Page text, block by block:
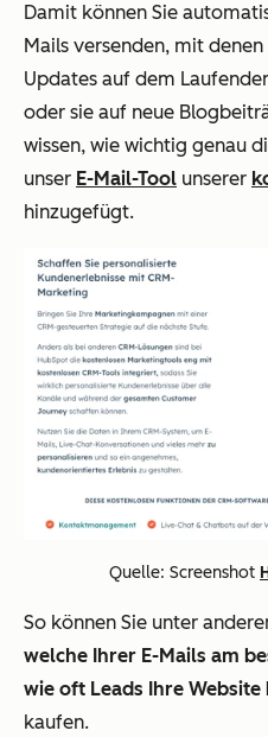
Damit können Sie
Mails versenden, mit
Updates auf dem
oder sie auf neue
wissen, wie wichtig genau
unser E-Mail-Tool unserer
hinzugefügt.
Quelle: Screenshot
So können Sie unter
welche Ihrer E-Mails am
wie oft Leads Ihre Website
kaufen.